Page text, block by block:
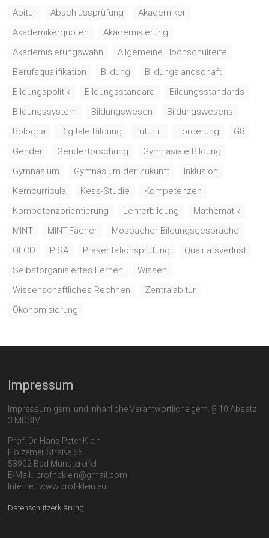
Abitur Abschlussprüfung
Akademiker
Akademikerquoten
Akademisierung
Akademisierungswahn
Allgemeine Hochschulreife
Berufsqualifikation
Bildung
Bildungslandschaft
Bildungspolitik
Bildungsstandard
Bildungsstandards
Bildungssystem
Bildungswesen
Bildungswesens
Bologna
Digitale Bildung futur iii Förderung
G8
Gender
Genderforschung
Gymnasiale Bildung
Gymnasium
Gymnasium der Zukunft
Inklusion
Kerncurricula
Kess-Studie
Kompetenzen
Kompetenzorientierung
Lehrerbildung
Mathematik
MINT
MINT-Fächer
Mosbacher Bildungsgespräche
OECD
PISA Präsentationsprüfung
Qualitätsverlust
Selbstorganisiertes Lernen
Wissen
Wissenschaftliches Rechnen
Zentralabitur
Ökonomisierung
Impressum
Impressum gem. und Inhaltliche Verantwortliche gem. § 10 Absatz
3 MDStV:
Prof. Dr. Hans Peter Klein
Holzemer Straße 65
53902 Bad Münstereifel
E-Mail.: profhpklein@gmail.com
Internet: www.prof-klein.eu
Datenschutzerklärung